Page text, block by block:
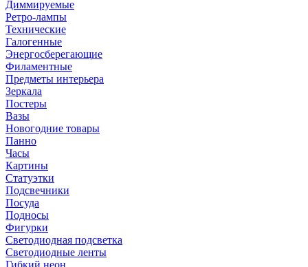
Диммируемые
Ретро-лампы
Технические
Галогенные
Энергосберегающие
Филаментные
Предметы интерьера
Зеркала
Постеры
Вазы
Новогодние товары
Панно
Часы
Картины
Статуэтки
Подсвечники
Посуда
Подносы
Фигурки
Светодиодная подсветка
Светодиодные ленты
Гибкий неон